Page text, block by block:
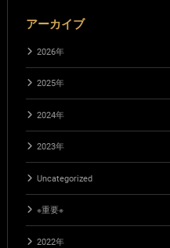
アーカイブ
2026年
2025年
2024年
2023年
Uncategorized
※重要※
2022年